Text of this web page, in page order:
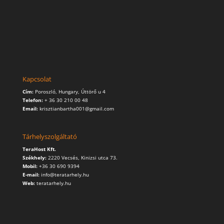
Kapcsolat
Cím: Poroszló, Hungary, Úttörő u 4
Telefon:+ 36 30 210 00 48
Email:krisztianbartha001@gmail.com
Tárhelyszolgáltató
TeraHost Kft.
Székhely: 2220 Vecsés, Kinizsi utca 73.
Mobil: +36 30 690 9394
E-mail: info@teratarhely.hu
Web: teratarhely.hu